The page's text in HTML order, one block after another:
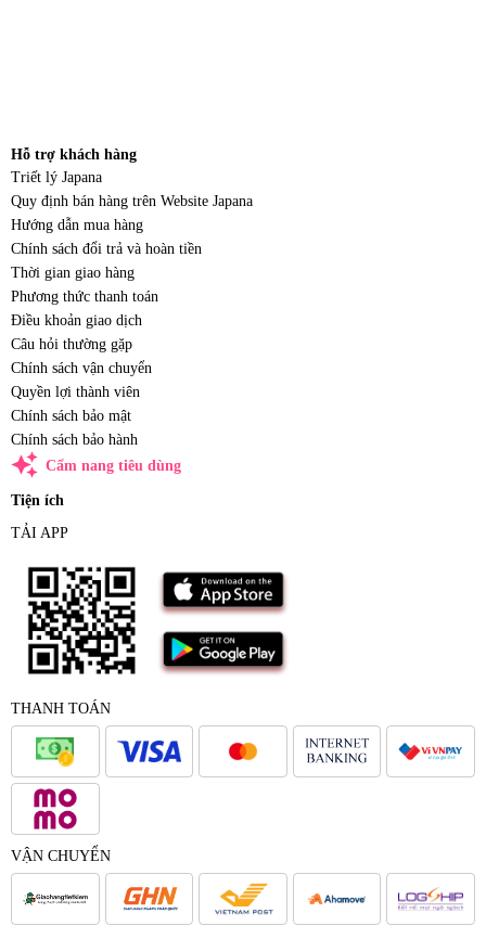
Hỗ trợ khách hàng
Triết lý Japana
Quy định bán hàng trên Website Japana
Hướng dẫn mua hàng
Chính sách đổi trả và hoàn tiền
Thời gian giao hàng
Phương thức thanh toán
Điều khoản giao dịch
Câu hỏi thường gặp
Chính sách vận chuyển
Quyền lợi thành viên
Chính sách bảo mật
Chính sách bảo hành
auto_awesome Cẩm nang tiêu dùng
Tiện ích
TẢI APP
THANH TOÁN
VẬN CHUYỂN